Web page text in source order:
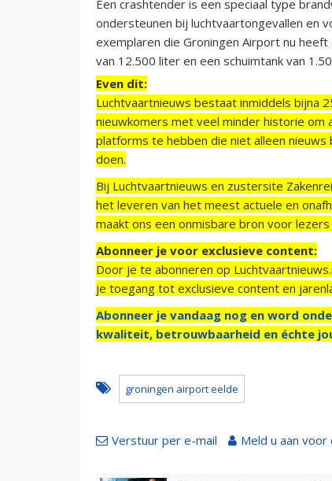
Een crashtender is een speciaal type
ondersteunen bij luchtvaartongevallen en
exemplaren die Groningen Airport nu
van 12.500 liter en een schuimtank van
Even dit:
Luchtvaartnieuws bestaat inmiddels bijna
nieuwkomers met veel minder historie om
platforms te hebben die niet alleen
doen.
Bij Luchtvaartnieuws en zustersite
het leveren van het meest actuele en
maakt ons een onmisbare bron voor
Abonneer je voor exclusieve content:
Door je te abonneren op
je toegang tot exclusieve content en
Abonneer je vandaag nog en word
kwaliteit, betrouwbaarheid en échte
groningen airport eelde
Verstuur per e-mail Meld u aan